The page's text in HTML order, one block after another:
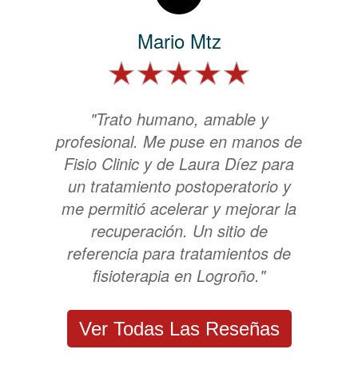
Mario Mtz
"Trato humano, amable y
profesional. Me puse en manos de
Fisio Clinic y de Laura Díez para
un tratamiento postoperatorio y
me permitió acelerar y mejorar la
recuperación. Un sitio de
referencia para tratamientos de
fisioterapia en Logroño."
Ver Todas Las Reseñas